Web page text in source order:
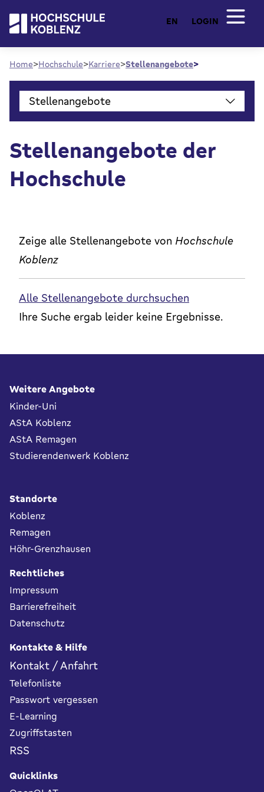
EN LOGIN
Home Hochschule Karriere Stellenangebote
Stellenangebote
Stellenangebote der
Hochschule
Zeige alle Stellenangebote von Hochschule
Koblenz
Alle Stellenangebote durchsuchen
Ihre Suche ergab leider keine Ergebnisse.
Fußbereich
Weitere Angebote
Kinder-Uni
AStA Koblenz
AStA Remagen
Studierendenwerk Koblenz
Standorte
Koblenz
Remagen
Höhr-Grenzhausen
Rechtliches
Impressum
Barrierefreiheit
Datenschutz
Kontakte & Hilfe
Kontakt / Anfahrt
Telefonliste
Passwort vergessen
E-Learning
Zugriffstasten
RSS
Quicklinks